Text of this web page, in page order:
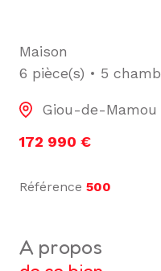
Maison
6 pièce(s)
5
Giou-de-Mamou
172 990 €
Référence 500
a propos